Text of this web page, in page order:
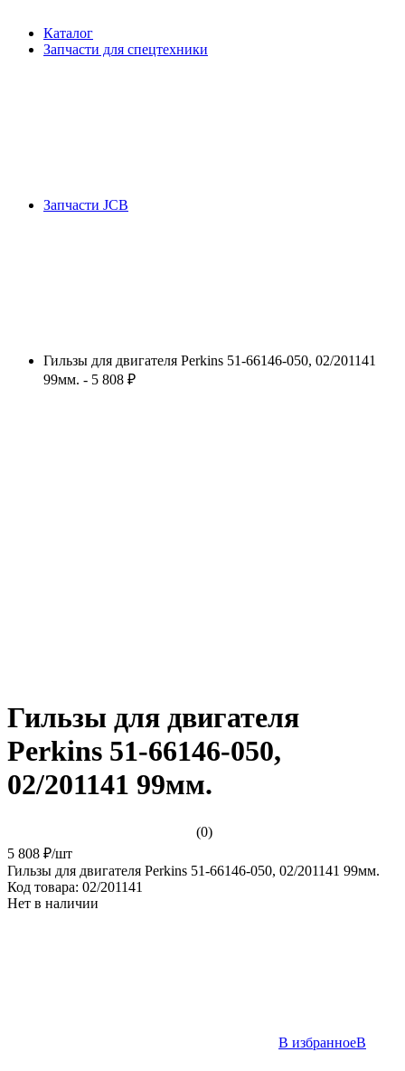
Каталог
Запчасти для спецтехники
Запчасти JCB
Гильзы для двигателя Perkins 51-66146-050, 02/201141
99мм. - 5 808 ₽
Гильзы для двигателя
Perkins 51-66146-050,
02/201141 99мм.
(0)
5 808 ₽/шт
Гильзы для двигателя Perkins 51-66146-050, 02/201141 99мм.
Код товара: 02/201141
Нет в наличии
В избранноеВ